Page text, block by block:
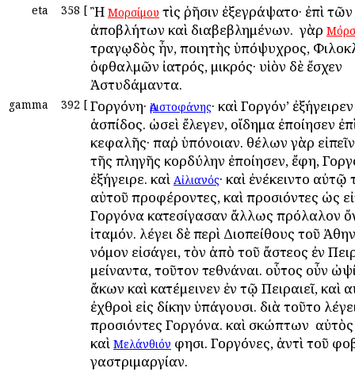
eta 358 [ Ἢ Μορσίμου τὶς ῥῆσιν ἐξεγράψατο· ἐπὶ τῶν
ἀποβλήτων καὶ διαβεβλημένων. ὁ γὰρ
τραγῳδὸς ἦν, ποιητὴς ὑπόψυχρος,
ὀφθαλμῶν ἰατρός, μικρός· υἱὸν δὲ ἔσχεν
Ἀστυδάμαντα.
gamma 392 [ Γοργόνη· Ἀριστοφάνης· καὶ Γοργόν’
ἀσπίδος. ὡσεὶ ἔλεγεν, οἴδημα ἐποίησεν
κεφαλῆς· παῤ ὑπόνοιαν. θέλων γὰρ
τῆς πληγῆς κορδύλην ἐποίησεν, ἔφη,
ἐξήγειρε. καὶ Αἰλιανός· καὶ ἐνέκειντο αὐτῷ
αὐτοῦ προφέροντες, καὶ προσιόντες ὡς
Γοργόνα κατεσίγασαν ἄλλως πρόλαλον
ἰταμόν. λέγει δὲ περὶ Διοπείθους τοῦ
νόμον εἰσάγει, τὸν ἀπὸ τοῦ ἄστεος ἐν
μείναντα, τοῦτον τεθνάναι. οὗτος οὖν
ἄκων καὶ κατέμεινεν ἐν τῷ Πειραιεῖ, καὶ
ἐχθροὶ εἰς δίκην ὑπάγουσι. διὰ τοῦτο
προσιόντες Γοργόνα. καὶ σκώπτων ὁ
καὶ Μελάνθιόν φησι. Γοργόνες, ἀντὶ τοῦ
γαστριμαργίαν.